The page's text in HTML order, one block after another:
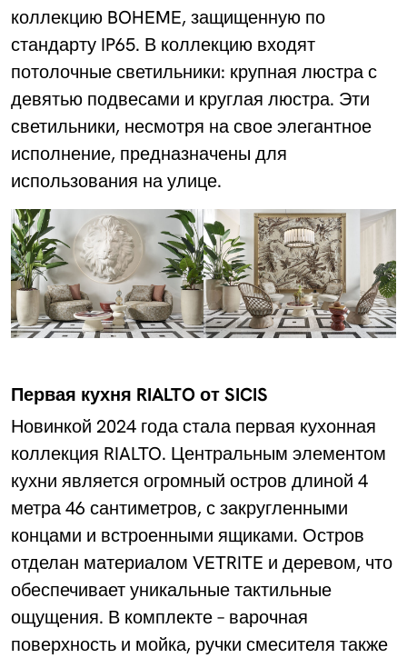
коллекцию BOHEME, защищенную по
стандарту IP65. В коллекцию входят
потолочные светильники: крупная люстра с
девятью подвесами и круглая люстра. Эти
светильники, несмотря на свое элегантное
исполнение, предназначены для
использования на улице.
Первая кухня RIALTO от SICIS
Новинкой 2024 года стала первая кухонная
коллекция RIALTO. Центральным элементом
кухни является огромный остров длиной 4
метра 46 сантиметров, с закругленными
концами и встроенными ящиками. Остров
отделан материалом VETRITE и деревом, что
обеспечивает уникальные тактильные
ощущения. В комплекте – варочная
поверхность и мойка, ручки смесителя также